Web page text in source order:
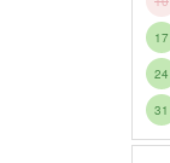
17
24
31